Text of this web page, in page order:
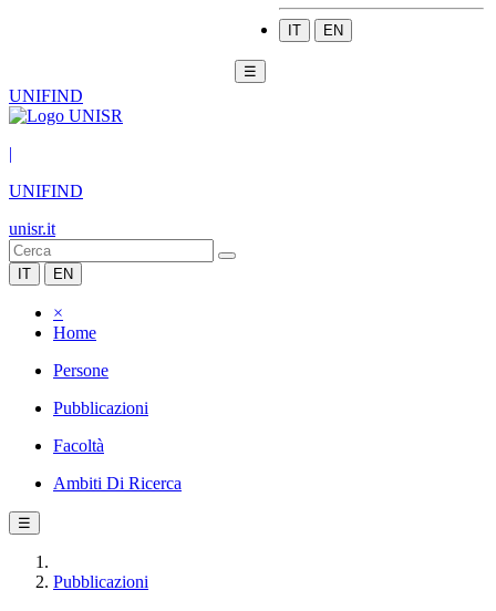
IT EN
☰
UNIFIND
|
UNIFIND
unisr.it
IT EN
×
Home
Persone
Pubblicazioni
Facoltà
Ambiti Di Ricerca
☰
Pubblicazioni